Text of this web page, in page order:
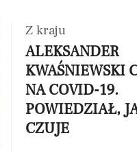
Z kraju
ALEKSANDER
KWAŚNIEWSKI
NA COVID-19.
POWIEDZIAŁ,
CZUJE